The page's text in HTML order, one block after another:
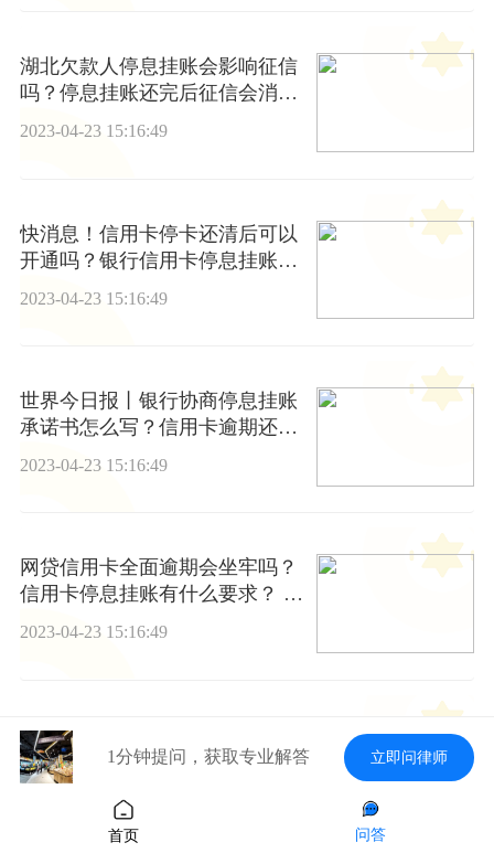
湖北欠款人停息挂账会影响征信
吗？停息挂账还完后征信会消除
吗？-今日关注
2023-04-23 15:16:49
快消息！信用卡停卡还清后可以
开通吗？银行信用卡停息挂账怎
2023-04-23 15:16:49
世界今日报丨银行协商停息挂账
承诺书怎么写？信用卡逾期还款
2023-04-23 15:16:49
网贷信用卡全面逾期会坐牢吗？
信用卡停息挂账有什么要求？ 看
热讯
2023-04-23 15:16:49
网贷信用卡都逾期了怎么办?信
用卡逾期法院判决后怎么办?|环
球快播
2023-04-23 15:16:49
1分钟提问，获取专业解答 立即问律师
首页 问答